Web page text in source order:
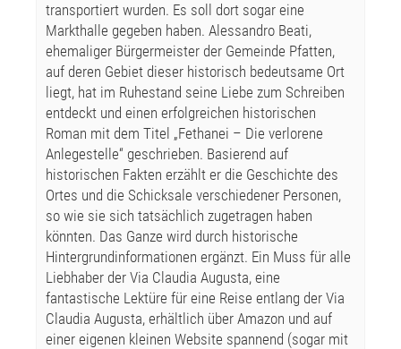
transportiert wurden. Es soll dort sogar eine
Markthalle gegeben haben. Alessandro Beati,
ehemaliger Bürgermeister der Gemeinde Pfatten,
auf deren Gebiet dieser historisch bedeutsame Ort
liegt, hat im Ruhestand seine Liebe zum Schreiben
entdeckt und einen erfolgreichen historischen
Roman mit dem Titel „Fethanei – Die verlorene
Anlegestelle“ geschrieben. Basierend auf
historischen Fakten erzählt er die Geschichte des
Ortes und die Schicksale verschiedener Personen,
so wie sie sich tatsächlich zugetragen haben
könnten. Das Ganze wird durch historische
Hintergrundinformationen ergänzt. Ein Muss für alle
Liebhaber der Via Claudia Augusta, eine
fantastische Lektüre für eine Reise entlang der Via
Claudia Augusta, erhältlich über Amazon und auf
einer eigenen kleinen Website spannend (sogar mit